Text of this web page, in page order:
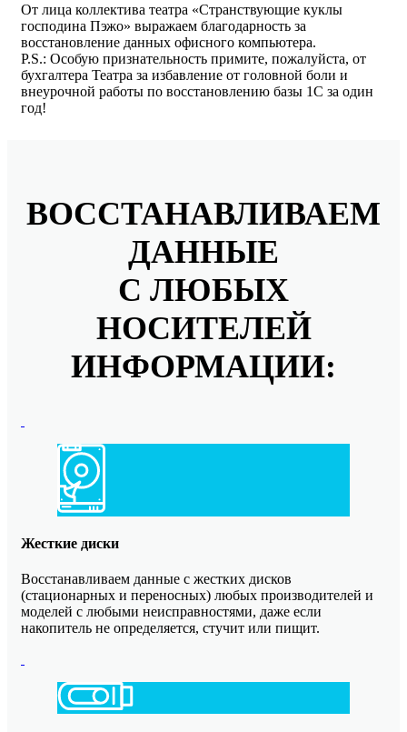
От лица коллектива театра «Странствующие куклы
господина Пэжо» выражаем благодарность за
восстановление данных офисного компьютера.
P.S.: Особую признательность примите, пожалуйста, от
бухгалтера Театра за избавление от головной боли и
внеурочной работы по восстановлению базы 1С за один
год!
ВОССТАНАВЛИВАЕМ
ДАННЫЕ
С ЛЮБЫХ
НОСИТЕЛЕЙ
ИНФОРМАЦИИ:
Жесткие диски
Восстанавливаем данные с жестких дисков
(стационарных и переносных) любых производителей и
моделей с любыми неисправностями, даже если
накопитель не определяется, стучит или пищит.